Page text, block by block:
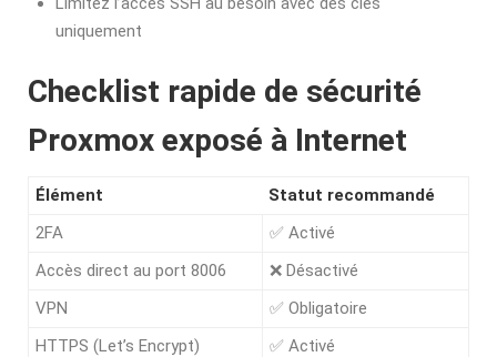
uniquement
Checklist rapide de sécurité
Proxmox exposé à Internet
Élément
Statut recommandé
2FA
✅ Activé
Accès direct au port 8006
❌ Désactivé
VPN
✅ Obligatoire
HTTPS (Let’s Encrypt)
✅ Activé